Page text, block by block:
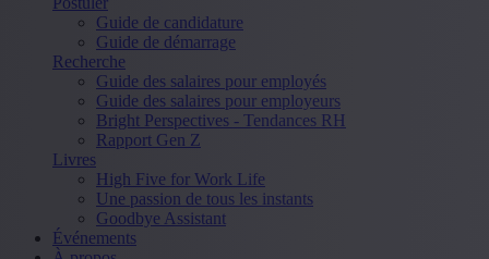
Guide de candidature
Guide de démarrage
Recherche
Guide des salaires pour employés
Guide des salaires pour employeurs
Bright Perspectives - Tendances RH
Rapport Gen Z
Livres
High Five for Work Life
Une passion de tous les instants
Goodbye Assistant
Événements